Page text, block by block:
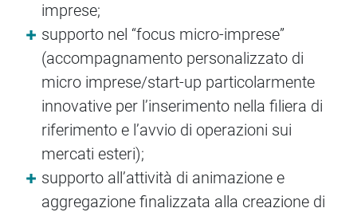
imprese;
supporto nel “focus micro-imprese”
(accompagnamento personalizzato di
micro imprese/start-up particolarmente
innovative per l’inserimento nella filiera di
riferimento e l’avvio di operazioni sui
mercati esteri);
supporto all’attività di animazione e
aggregazione finalizzata alla creazione di